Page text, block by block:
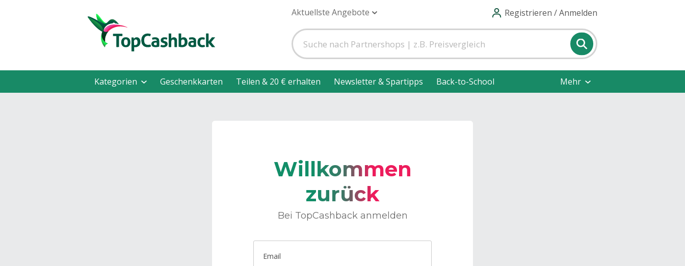
Aktuellste Angebote Registrieren / Anmelden
Kategorien Geschenkkarten Teilen & 20 € erhalten Newsletter & Spartipps Back-to-School Mehr
Willkommen
zurück
Bei TopCashback anmelden
Email